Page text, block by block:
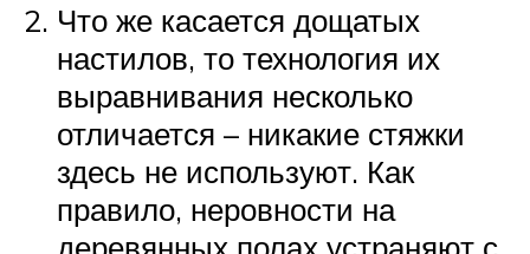
Что же касается дощатых
настилов, то технология их
выравнивания несколько
отличается – никакие стяжки
здесь не используют. Как
правило, неровности на